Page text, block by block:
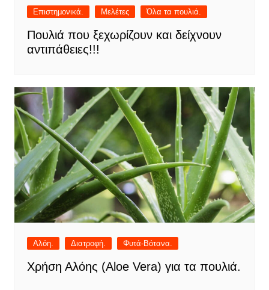
Επιστημονικά. Μελέτες Όλα τα πουλιά.
Πουλιά που ξεχωρίζουν και δείχνουν
αντιπάθειες!!!
Αλόη. Διατροφή. Φυτά-Βότανα.
Χρήση Αλόης (Aloe Vera) για τα πουλιά.